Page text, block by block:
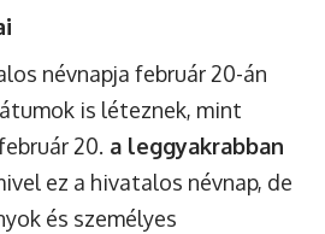
névnapja február 20-án
is léteznek, mint
20. a leggyakrabban
ez a hivatalos névnap, de
és személyes